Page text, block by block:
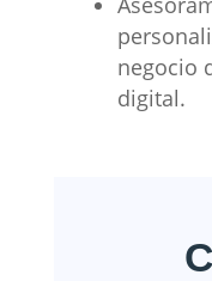
negocio
digital.